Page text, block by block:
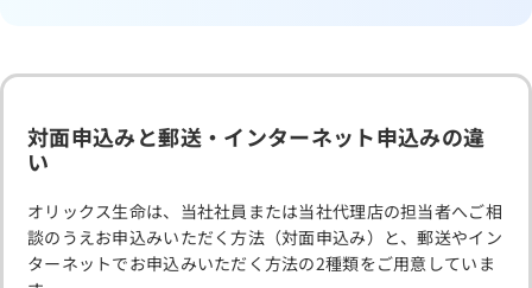
対面申込みと郵送・インターネット申込みの違
い
オリックス生命は、当社社員または当社代理店の担当者へご相
談のうえお申込みいただく方法（対面申込み）と、郵送やイン
ターネットでお申込みいただく方法の2種類をご用意していま